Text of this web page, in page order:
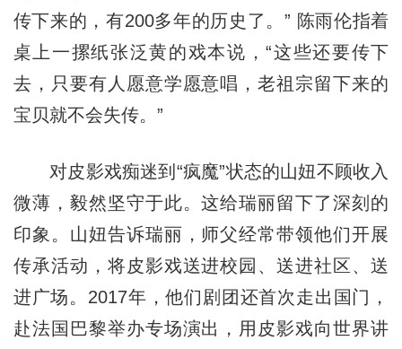
传下来的，有200多年的历史了。” 陈雨伦指着
桌上一摞纸张泛黄的戏本说，“这些还要传下
去，只要有人愿意学愿意唱，老祖宗留下来的
宝贝就不会失传。”
对皮影戏痴迷到“疯魔”状态的山妞不顾收入
微薄，毅然坚守于此。这给瑞丽留下了深刻的
印象。山妞告诉瑞丽，师父经常带领他们开展
传承活动，将皮影戏送进校园、送进社区、送
进广场。2017年，他们剧团还首次走出国门，
赴法国巴黎举办专场演出，用皮影戏向世界讲